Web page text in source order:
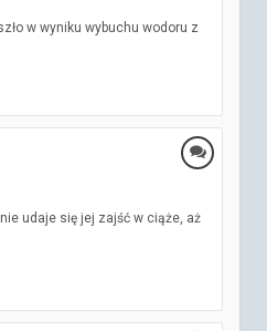
w wyniku wybuchu wodoru z
udaje się jej zajść w ciąże, aż